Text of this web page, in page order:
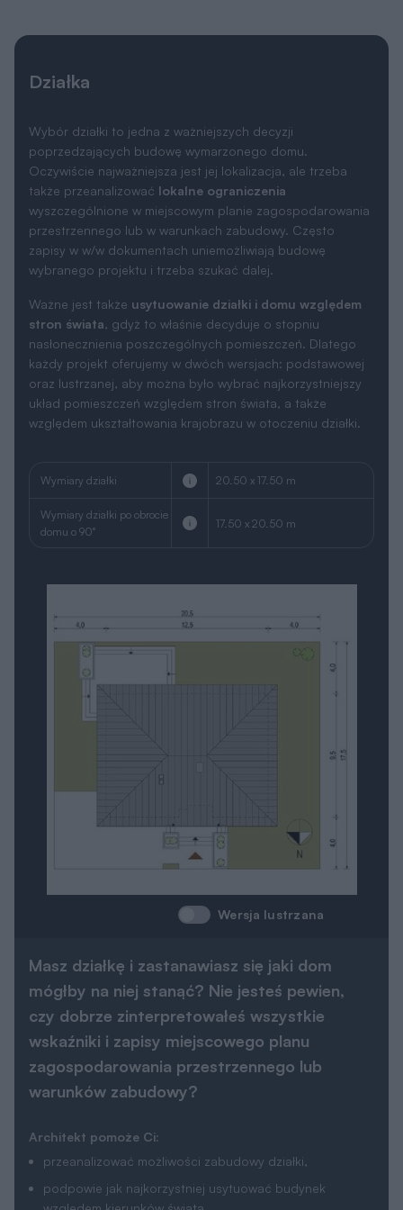
Działka
Wybór działki to jedna z ważniejszych decyzji
poprzedzających budowę wymarzonego domu.
Oczywiście najważniejsza jest jej lokalizacja, ale trzeba
także przeanalizować lokalne ograniczenia
wyszczególnione w miejscowym planie zagospodarowania
przestrzennego lub w warunkach zabudowy. Często
zapisy w w/w dokumentach uniemożliwiają budowę
wybranego projektu i trzeba szukać dalej.
Ważne jest także usytuowanie działki i domu względem
stron świata, gdyż to właśnie decyduje o stopniu
nasłonecznienia poszczególnych pomieszczeń. Dlatego
każdy projekt oferujemy w dwóch wersjach: podstawowej
oraz lustrzanej, aby można było wybrać najkorzystniejszy
układ pomieszczeń względem stron świata, a także
względem ukształtowania krajobrazu w otoczeniu działki.
Wymiary działki 20.50 x 17.50 m
Wymiary działki po obrocie
domu o 90°
17.50 x 20.50 m
Wersja lustrzana
Masz działkę i zastanawiasz się jaki dom
mógłby na niej stanąć? Nie jesteś pewien,
czy dobrze zinterpretowałeś wszystkie
wskaźniki i zapisy miejscowego planu
zagospodarowania przestrzennego lub
warunków zabudowy?
Architekt pomoże Ci:
przeanalizować możliwości zabudowy działki,
podpowie jak najkorzystniej usytuować budynek